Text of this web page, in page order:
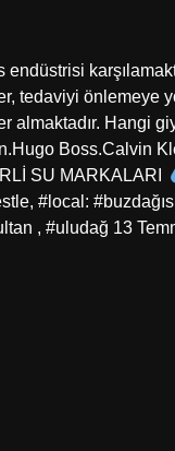
endüstrisi
tedaviyi önlemeye
Hangi
Boss.Calvin
SU MARKALARI
#local:
, #uludağ 13